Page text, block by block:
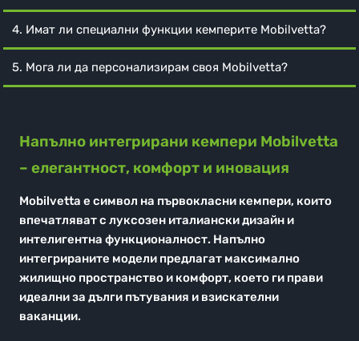
4. Имат ли специални функции кемперите Mobilvetta?
5. Мога ли да персонализирам своя Mobilvetta?
Напълно интегрирани кемпери Mobilvetta
– елегантност, комфорт и иновация
Mobilvetta е символ на първокласни кемпери, които
впечатляват с луксозен италиански дизайн и
интелигентна функционалност. Напълно
интегрираните модели предлагат максимално
жилищно пространство и комфорт, което ги прави
идеални за дълги пътувания и взискателни
ваканции.